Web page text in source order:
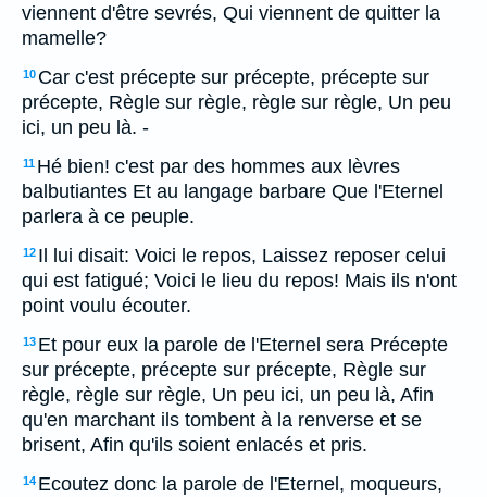
viennent d'être sevrés, Qui viennent de quitter la
mamelle?
10 Car c'est précepte sur précepte, précepte sur
précepte, Règle sur règle, règle sur règle, Un peu
ici, un peu là. -
11 Hé bien! c'est par des hommes aux lèvres
balbutiantes Et au langage barbare Que l'Eternel
parlera à ce peuple.
12 Il lui disait: Voici le repos, Laissez reposer celui
qui est fatigué; Voici le lieu du repos! Mais ils n'ont
point voulu écouter.
13 Et pour eux la parole de l'Eternel sera Précepte
sur précepte, précepte sur précepte, Règle sur
règle, règle sur règle, Un peu ici, un peu là, Afin
qu'en marchant ils tombent à la renverse et se
brisent, Afin qu'ils soient enlacés et pris.
14 Ecoutez donc la parole de l'Eternel, moqueurs,